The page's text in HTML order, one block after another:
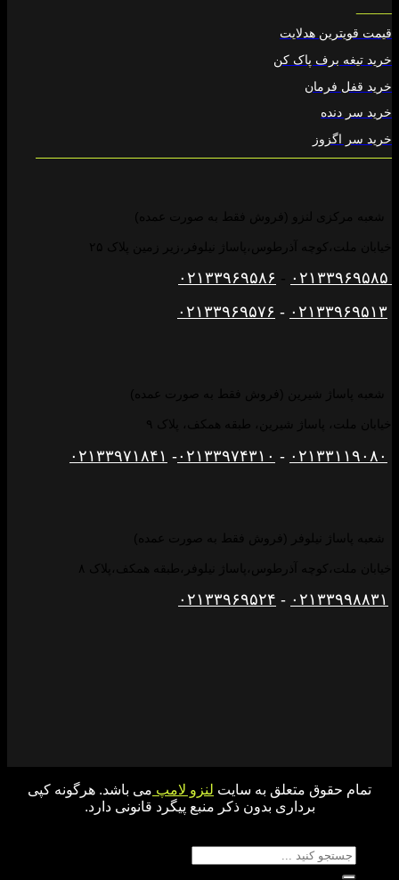
قیمت قویترین هدلایت
خرید تیغه برف پاک کن
خرید قفل فرمان
خرید سر دنده
خرید سر اگزوز
۰۲۱۳۳۹۶۹۵۸۵ ۰۲۱۳۳۹۶۹۵۸۶
۰۲۱۳۳۹۶۹۵۱۳ - ۰۲۱۳۳۹۶۹۵۷۶
۰۲۱۳۳۱۱۹۰۸۰ - ۰۲۱۳۳۹۷۴۳۱۰- ۰۲۱۳۳۹۷۱۸۴۱
۰۲۱۳۳۹۹۸۸۳۱ - ۰۲۱۳۳۹۶۹۵۲۴
تمام حقوق متعلق به سایت لنزو لامپ می باشد. هرگونه کپی
برداری بدون ذکر منبع پیگرد قانونی دارد.